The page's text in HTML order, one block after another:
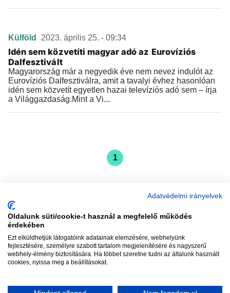
Külföld 2023. április 25. - 09:34
Idén sem közvetíti magyar adó az Eurovíziós
Dalfesztivált
Magyarország már a negyedik éve nem nevez indulót az
Eurovíziós Dalfesztiválra, amit a tavalyi évhez hasonlóan
idén sem közvetít egyetlen hazai televíziós adó sem – írja
a Világgazdaság.Mint a Vi...
1
Szerkesztőség:szerk@vadhajtasok.hu
Modi:moderator@vadhajtasok.hu
AdatvédelemImpresszumSzerzői jogok
Adatvédelmi irányelvek
Oldalunk süti/cookie-t használ a megfelelő működés
érdekében
Ezt elküldhetjük látogatóink adatainak elemzésére, webhelyünk
fejlesztésére, személyre szabott tartalom megjelenítésére és nagyszerű
webhely-élmény biztosítására. Ha többet szeretne tudni az általunk használt
cookies, nyissa meg a beállításokat.